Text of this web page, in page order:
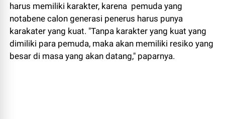
harus memiliki karakter, karena pemuda yang
notabene calon generasi penerus harus punya
karakater yang kuat. "Tanpa karakter yang kuat yang
dimiliki para pemuda, maka akan memiliki resiko yang
besar di masa yang akan datang," paparnya.